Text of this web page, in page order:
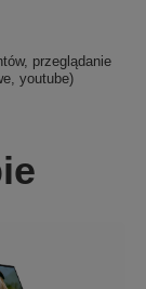
przeglądanie
youtube)